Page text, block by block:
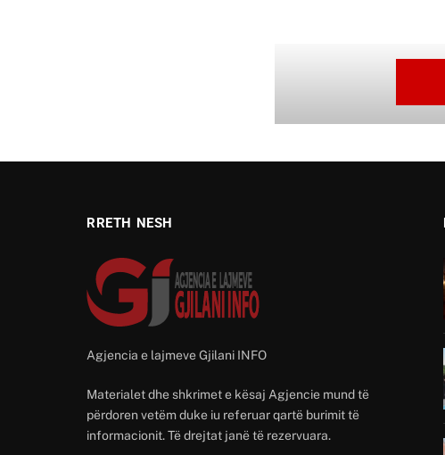
RRETH NESH
Agjencia e lajmeve Gjilani INFO
Materialet dhe shkrimet e kësaj Agjencie mund të
përdoren vetëm duke iu referuar qartë burimit të
informacionit. Të drejtat janë të rezervuara.